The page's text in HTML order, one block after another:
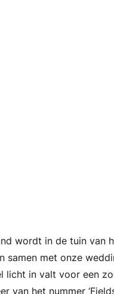
wordt in de tuin van
samen met onze
in valt voor een
het nummer